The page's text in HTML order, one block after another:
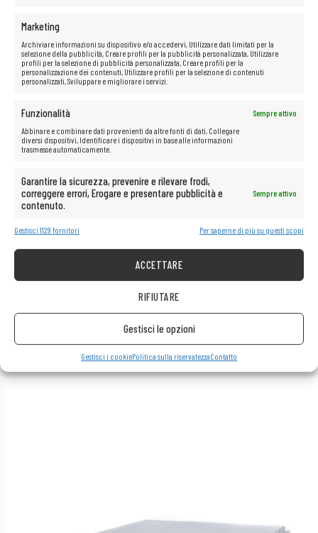
Marketing
Archiviare informazioni su dispositivo e/o accedervi, Utilizzare dati limitati per la
selezione della pubblicità, Creare profili per la pubblicità personalizzata, Utilizzare
profili per la selezione di pubblicità personalizzata, Creare profili per la
personalizzazione dei contenuti, Utilizzare profili per la selezione di contenuti
personalizzati, Sviluppare e migliorare i servizi.
Funzionalità
Sempre attivo
Abbinare e combinare dati provenienti da altre fonti di dati, Collegare
diversi dispositivi, Identificare i dispositivi in base alle informazioni
trasmesse automaticamente.
Garantire la sicurezza, prevenire e rilevare frodi,
correggere errori, Erogare e presentare pubblicità e
contenuto.
Sempre attivo
Gestisci 1129 fornitori Per saperne di più su questi scopi
ACCETTARE
RIFIUTARE
Gestisci le opzioni
Gestisci i cookiePolitica sulla riservatezzaContatto